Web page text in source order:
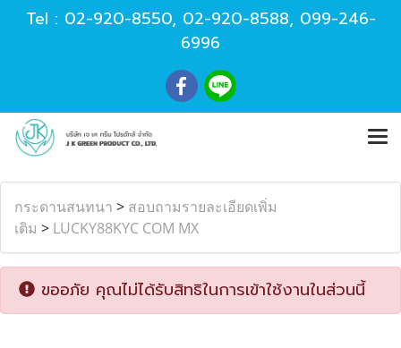
Tel : 02-920-8550, 02-920-8588, 099-246-
6996
กระดานสนทนา > สอบถามรายละเอียดเพิ่ม
เติม > LUCKY88KYC COM MX
ขออภัย คุณไม่ได้รับสิทธิในการเข้าใช้งานในส่วนนี้